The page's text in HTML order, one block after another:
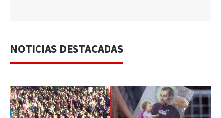
NOTICIAS DESTACADAS